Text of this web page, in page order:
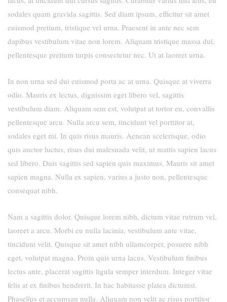
sodales quam gravida sagittis. Sed diam ipsum, efficitur sit amet
euismod pretium, tristique vel urna. Praesent in ante nec sem
dapibus vestibulum vitae non lorem. Aliquam tristique massa dui,
pellentesque pretium turpis consectetur nec. Ut at laoreet urna.
In non urna sed dui euismod porta ac at urna. Quisque at viverra
odio. Mauris ex lectus, dignissim eget libero vel, sagittis
vestibulum diam. Aliquam sem est, volutpat at tortor eu, convallis
pellentesque arcu. Nulla arcu sem, tincidunt vel porttitor at,
sodales eget mi. In quis risus mauris. Aenean scelerisque, odio
quis auctor luctus, risus dui malesuada velit, ut mattis sapien lacus
sed libero. Duis sagittis sed sapien quis maximus. Mauris sit amet
sapien magna. Nulla ex sapien, varius a justo non, pellentesque
consequat nibh.
Nam a sagittis dolor. Quisque lorem nibh, dictum vitae rutrum vel,
laoreet a arcu. Morbi eu nulla lacinia, vestibulum ante vitae,
tincidunt velit. Quisque sit amet nibh ullamcorper, posuere nibh
eget, volutpat magna. Proin quis urna lacus. Vestibulum finibus
lectus ante, placerat sagittis ligula semper interdum. Integer vitae
felis at ex finibus hendrerit. In hac habitasse platea dictumst.
Phasellus et accumsan nulla. Aliquam non velit ac risus porttitor